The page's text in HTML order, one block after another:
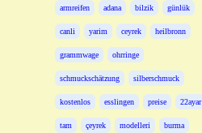
armreifen adana bilzik günlük
canli yarim ceyrek heilbronn
grammwage ohrringe
schmuckschätzung silberschmuck
kostenlos esslingen preise 22ayar
tam çeyrek modelleri burma